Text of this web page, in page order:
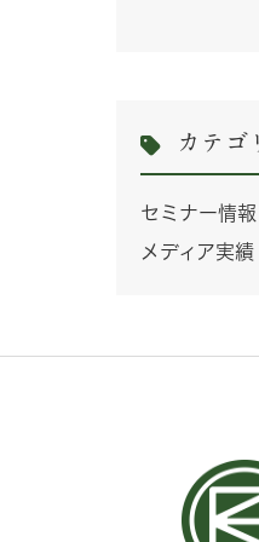
カテゴ
セミナー情報
メディア実績